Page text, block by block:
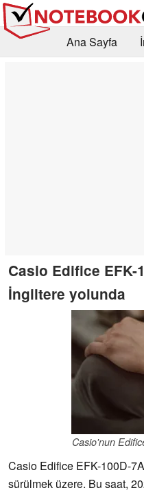
Ana Sayfa
Casio Edifice EFK-
İngiltere yolunda
Casio'nun
Casio Edifice EFK-100D-
sürülmek üzere. Bu saat,